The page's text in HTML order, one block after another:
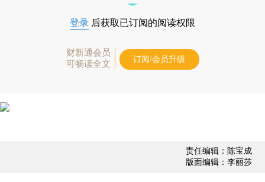
登录 后获取已订阅的阅读权限
财新通会员
可畅读全文
订阅/会员升级
责任编辑：陈宝成
版面编辑：李丽莎